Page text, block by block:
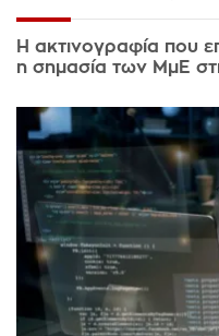
Η ακτινογραφία που
η σημασία των ΜμΕ